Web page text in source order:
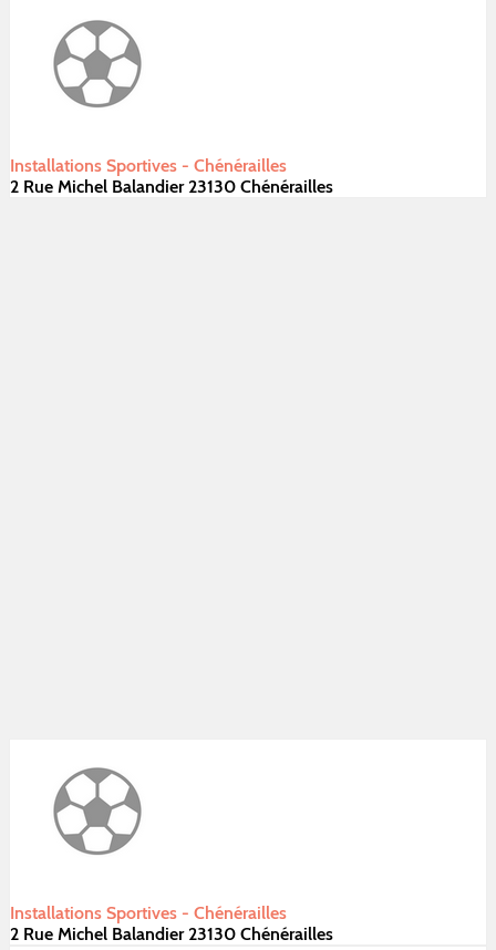
Installations Sportives - Chénérailles
2 Rue Michel Balandier 23130 Chénérailles
Installations Sportives - Chénérailles
2 Rue Michel Balandier 23130 Chénérailles